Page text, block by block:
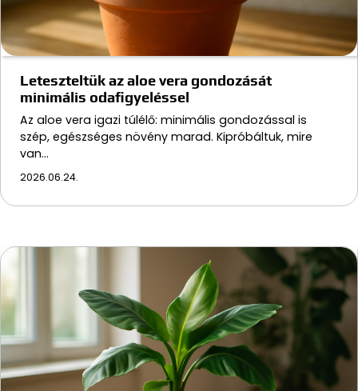
Leteszteltük az aloe vera gondozását
minimális odafigyeléssel
Az aloe vera igazi túlélő: minimális gondozással is
szép, egészséges növény marad. Kipróbáltuk, mire
van…
2026.06.24.